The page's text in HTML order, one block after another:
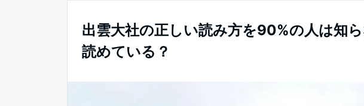
出雲大社の正しい読み方を90%の人は知
読めている？